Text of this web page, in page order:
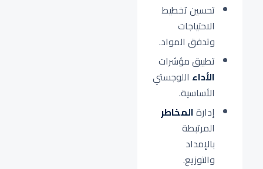
تحسين تخطيط
الاحتياجات
وتدفق المواد.
تطبيق مؤشرات
الأداء اللوجستي
الأساسية.
إدارةالمخاطر
المرتبطة
بالإمداد
والتوزيع.